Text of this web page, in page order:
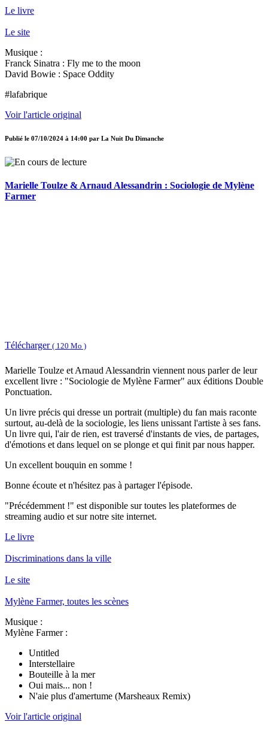
Le livre
Le site
Musique :
Franck Sinatra : Fly me to the moon
David Bowie : Space Oddity
#lafabrique
Voir l'article original
Publié le 07/10/2024 à 14:00 par La Nuit Du Dimanche
Marielle Toulze & Arnaud Alessandrin : Sociologie de Mylène
Farmer
Télécharger ( 120 Mo )
Marielle Toulze et Arnaud Alessandrin viennent nous parler de leur
excellent livre : "Sociologie de Mylène Farmer" aux éditions Double
Ponctuation.
Un livre précis qui dresse un portrait (multiple) du fan mais raconte
surtout, au-delà de la sociologie, les liens unissant l'artiste à ses fans.
Un livre qui, l'air de rien, est traversé d'instants de vies, de partages,
d'émotions et dans lequel on se plonge et qui finit par nous happer.
Un excellent bouquin en somme !
Bonne écoute et n'hésitez pas à partager l'épisode.
"Précédemment !" est disponible sur toutes les plateformes de
streaming audio et sur notre site internet.
Le livre
Discriminations dans la ville
Le site
Mylène Farmer, toutes les scènes
Musique :
Mylène Farmer :
Untitled
Interstellaire
Bouteille à la mer
Oui mais... non !
N'aie plus d'amertume (Marsheaux Remix)
Voir l'article original